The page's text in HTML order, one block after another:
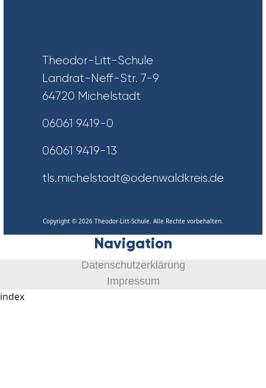
Theodor-Litt-Schule
Landrat-Neff-Str. 7-9
64720 Michelstadt
06061 9419-0
06061 9419-13
tls.michelstadt@odenwaldkreis.de
Copyright © 2026 Theodor-Litt-Schule. Alle Rechte vorbehalten.
Navigation
Datenschutzerklärung
Impressum
index